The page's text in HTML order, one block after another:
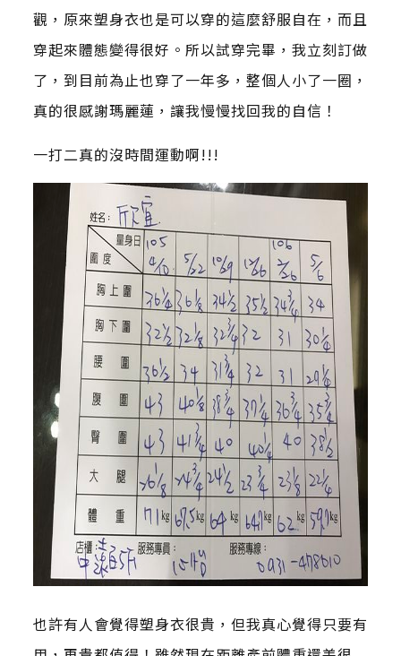
觀，原來塑身衣也是可以穿的這麼舒服自在，而且
穿起來體態變得很好。所以試穿完畢，我立刻訂做
了，到目前為止也穿了一年多，整個人小了一圈，
真的很感謝瑪麗蓮，讓我慢慢找回我的自信！
一打二真的沒時間運動啊!!!
也許有人會覺得塑身衣很貴，但我真心覺得只要有